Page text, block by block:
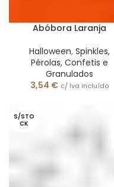
Abóbora Laranja
Halloween, Spinkles,
Pérolas, Confetis e
Granulados
3,54 € c/ Iva incluído
S/STO
CK